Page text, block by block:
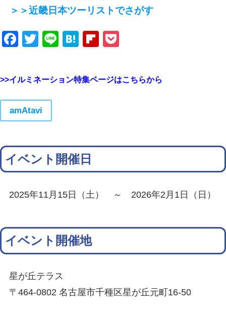
＞＞近畿日本ツーリストでさがす
Facebook
Twitter
LineHatenaFlipboard
>>イルミネーション特集ページはこちらから
amAtavi
イベント開催日
2025年11月15日（土） ～ 2026年2月1日（日）
イベント開催地
星が丘テラス
〒464-0802 名古屋市千種区星が丘元町16-50